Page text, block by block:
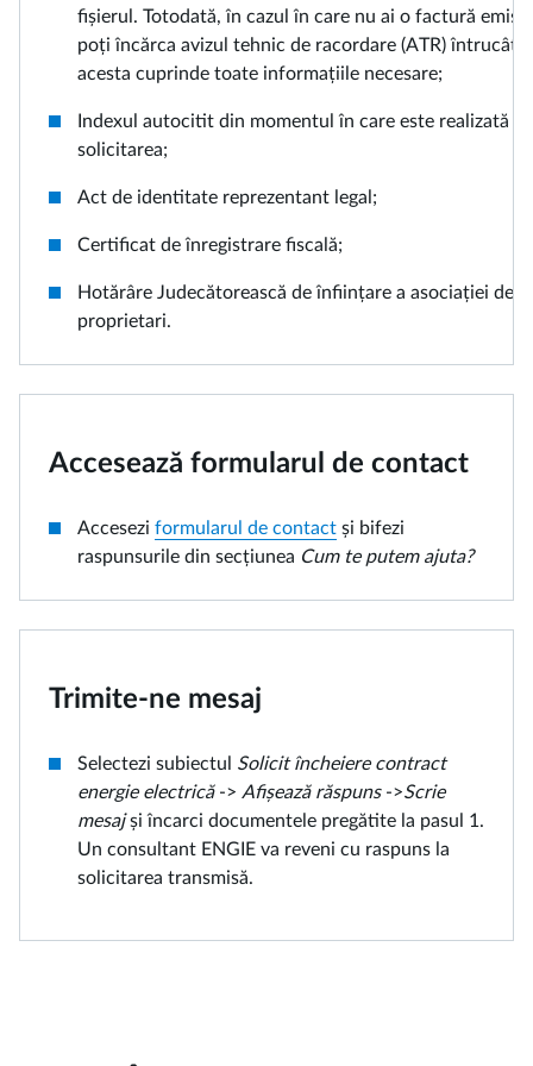
fișierul. Totodată, în cazul în care nu ai o factură emisă,
poți încărca avizul tehnic de racordare (ATR) întrucât
acesta cuprinde toate informațiile necesare;
Indexul autocitit din momentul în care este realizată
solicitarea;
Act de identitate reprezentant legal;
Certificat de înregistrare fiscală;
Hotărâre Judecătorească de înființare a asociației de
proprietari.
Accesează formularul de contact
Accesezi formularul de contact și bifezi
raspunsurile din secțiunea Cum te putem ajuta?
Trimite-ne mesaj
Selectezi subiectul Solicit încheiere contract
energie electrică-> Afișează răspuns->Scrie
mesajși încarci documentele pregătite la pasul 1.
Un consultant ENGIE va reveni cu raspuns la
solicitarea transmisă.